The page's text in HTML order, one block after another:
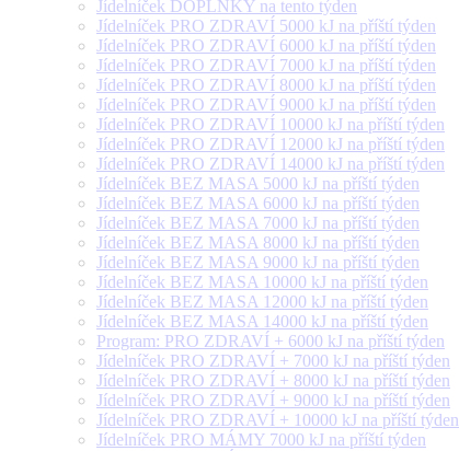
Jídelníček DOPLŇKY na tento týden
Jídelníček PRO ZDRAVÍ 5000 kJ na příští týden
Jídelníček PRO ZDRAVÍ 6000 kJ na příští týden
Jídelníček PRO ZDRAVÍ 7000 kJ na příští týden
Jídelníček PRO ZDRAVÍ 8000 kJ na příští týden
Jídelníček PRO ZDRAVÍ 9000 kJ na příští týden
Jídelníček PRO ZDRAVÍ 10000 kJ na příští týden
Jídelníček PRO ZDRAVÍ 12000 kJ na příští týden
Jídelníček PRO ZDRAVÍ 14000 kJ na příští týden
Jídelníček BEZ MASA 5000 kJ na příští týden
Jídelníček BEZ MASA 6000 kJ na příští týden
Jídelníček BEZ MASA 7000 kJ na příští týden
Jídelníček BEZ MASA 8000 kJ na příští týden
Jídelníček BEZ MASA 9000 kJ na příští týden
Jídelníček BEZ MASA 10000 kJ na příští týden
Jídelníček BEZ MASA 12000 kJ na příští týden
Jídelníček BEZ MASA 14000 kJ na příští týden
Program: PRO ZDRAVÍ + 6000 kJ na příští týden
Jídelníček PRO ZDRAVÍ + 7000 kJ na příští týden
Jídelníček PRO ZDRAVÍ + 8000 kJ na příští týden
Jídelníček PRO ZDRAVÍ + 9000 kJ na příští týden
Jídelníček PRO ZDRAVÍ + 10000 kJ na příští týden
Jídelníček PRO MÁMY 7000 kJ na příští týden